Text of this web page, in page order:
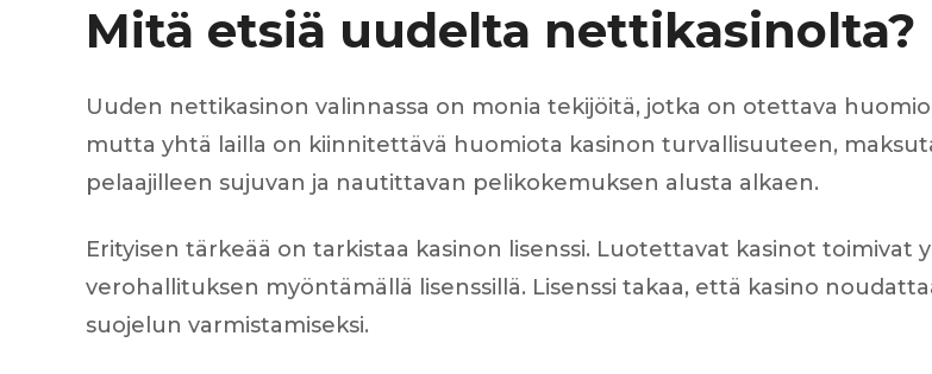
Pompe à essence
Mitä etsiä uudelta nettikasinolta?
Uuden nettikasinon valinnassa on monia tekijöitä, jotka on otettava
mutta yhtä lailla on kiinnitettävä huomiota kasinon turvallisuuteen,
pelaajilleen sujuvan ja nautittavan pelikokemuksen alusta alkaen.
Erityisen tärkeää on tarkistaa kasinon lisenssi. Luotettavat kasinot toimivat
verohallituksen myöntämällä lisenssillä. Lisenssi takaa, että kasino
suojelun varmistamiseksi.